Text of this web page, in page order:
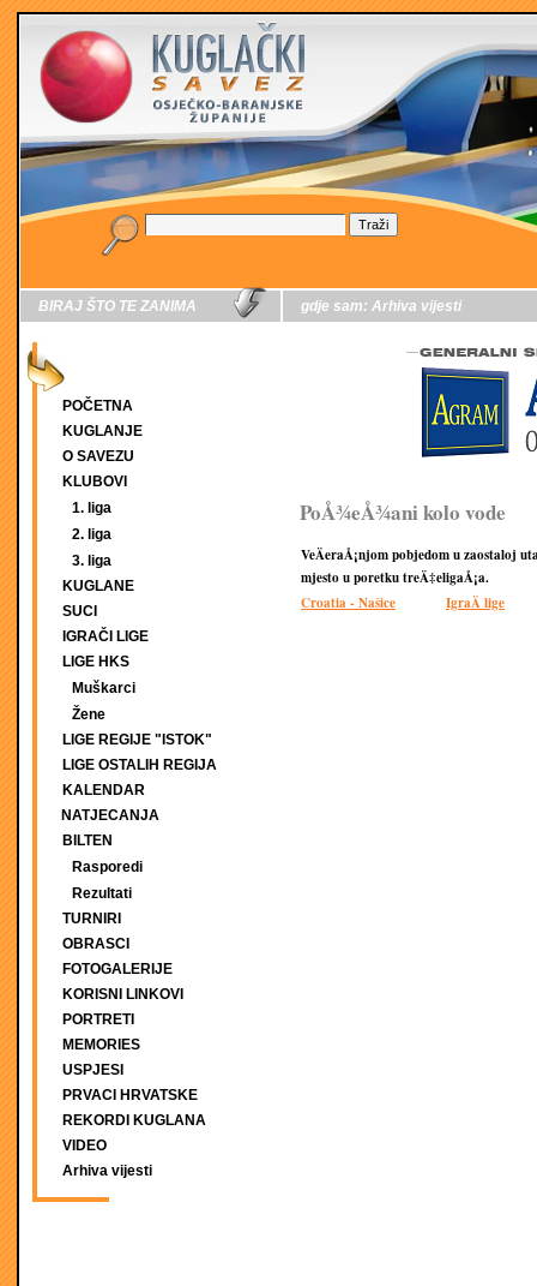
BIRAJ ŠTO TE ZANIMA
POČETNA
KUGLANJE
O SAVEZU
KLUBOVI
1. liga
2. liga
3. liga
KUGLANE
SUCI
IGRAČI LIGE
LIGE HKS
Muškarci
Žene
LIGE REGIJE "ISTOK"
LIGE OSTALIH REGIJA
KALENDAR
NATJECANJA
BILTEN
Rasporedi
Rezultati
TURNIRI
OBRASCI
FOTOGALERIJE
KORISNI LINKOVI
PORTRETI
MEMORIES
USPJESI
PRVACI HRVATSKE
REKORDI KUGLANA
VIDEO
Arhiva vijesti
gdje sam: Arhiva vijesti
PoÅ¾eÅ¾ani kolo vode
VeÄeraÅ¡njom pobjedom u zaostaloj
mjesto u poretku treÄ‡eligaÅ¡a.
Croatia - Našice
IgraÄ lige